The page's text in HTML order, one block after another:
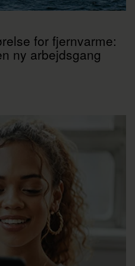
for fjernvarme:
ny arbejdsgang